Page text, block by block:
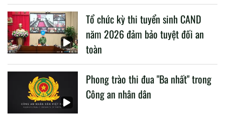
liên quan đến công tác giáo dục và đào tạo của lực lượng
CAND.
Tổ chức kỳ thi tuyển sinh CAND
năm 2026 đảm bảo tuyệt đối an
toàn
Phong trào thi đua "Ba nhất" trong
Công an nhân dân